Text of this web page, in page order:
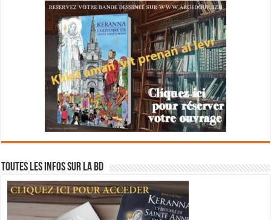
Toutes les infos sur la BD